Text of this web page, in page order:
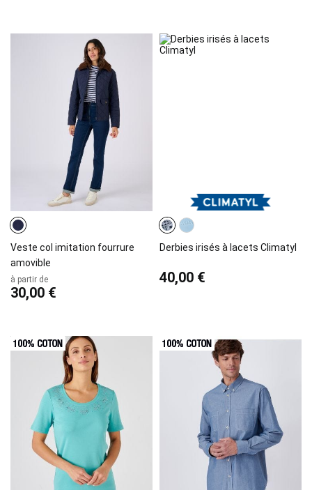
Veste col imitation fourrure
amovible
à partir de
30,00 €
Derbies irisés à lacets Climatyl
40,00 €